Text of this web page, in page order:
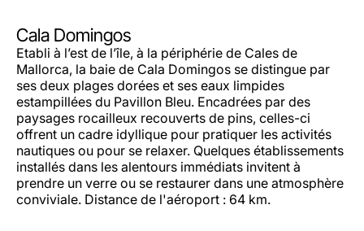
Cala Domingos
Etabli à l’est de l’île, à la périphérie de Cales de
Mallorca, la baie de Cala Domingos se distingue par
ses deux plages dorées et ses eaux limpides
estampillées du Pavillon Bleu. Encadrées par des
paysages rocailleux recouverts de pins, celles-ci
offrent un cadre idyllique pour pratiquer les activités
nautiques ou pour se relaxer. Quelques établissements
installés dans les alentours immédiats invitent à
prendre un verre ou se restaurer dans une atmosphère
conviviale. Distance de l'aéroport : 64 km.